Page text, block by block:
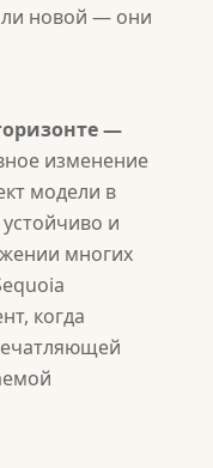
новой — они
—
изменение
модели в
и
многих
когда